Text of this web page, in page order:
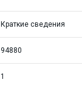
Краткие сведения
94880
1